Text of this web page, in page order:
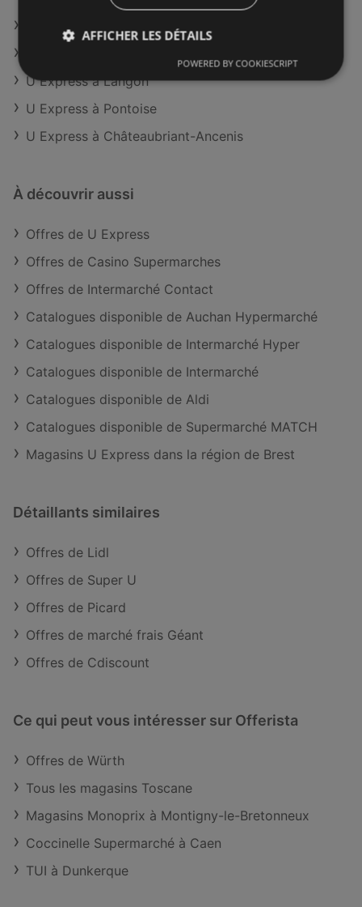
U Express à Chambéry
U Express à Langon
U Express à Pontoise
U Express à Châteaubriant-Ancenis
À découvrir aussi
Offres de U Express
Offres de Casino Supermarches
Offres de Intermarché Contact
Catalogues disponible de Auchan Hypermarché
Catalogues disponible de Intermarché Hyper
Catalogues disponible de Intermarché
Catalogues disponible de Aldi
Catalogues disponible de Supermarché MATCH
Magasins U Express dans la région de Brest
Détaillants similaires
Offres de Lidl
Offres de Super U
Offres de Picard
Offres de marché frais Géant
Offres de Cdiscount
Ce qui peut vous intéresser sur Offerista
Offres de Würth
Tous les magasins Toscane
Magasins Monoprix à Montigny-le-Bretonneux
Coccinelle Supermarché à Caen
TUI à Dunkerque
AFFICHER LES DÉTAILS
POWERED BY COOKIESCRIPT